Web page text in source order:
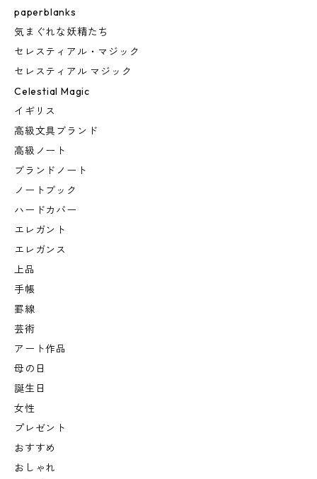
paperblanks
気まぐれな妖精たち
セレスティアル・マジック
セレスティアル マジック
Celestial Magic
イギリス
高級文具ブランド
高級ノート
ブランドノート
ノートブック
ハードカバー
エレガント
エレガンス
上品
手帳
罫線
芸術
アート作品
母の日
誕生日
女性
プレゼント
おすすめ
おしゃれ